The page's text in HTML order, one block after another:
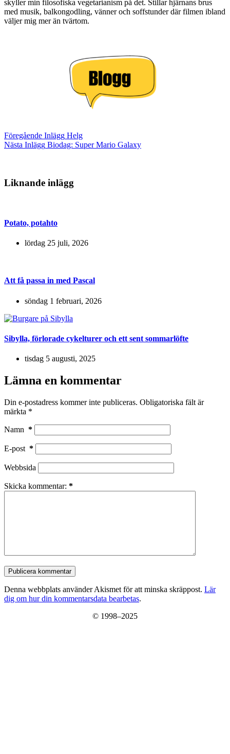
skyller min filosofiska vegetarianism på det. Stillar hjärnans brus
med musik, balkongodling, vänner och soffstunder där filmen ibland
väljer mig mer än tvärtom.
Föregående Inlägg Helg
Nästa Inlägg Biodag: Super Mario Galaxy
Liknande inlägg
Potato, potahto
lördag 25 juli, 2026
Att få passa in med Pascal
söndag 1 februari, 2026
Sibylla, förlorade cykelturer och ett sent sommarlöfte
tisdag 5 augusti, 2025
Lämna en kommentar
Din e-postadress kommer inte publiceras. Obligatoriska fält är
märkta *
Namn *
E-post *
Webbsida
Skicka kommentar: *
Publicera kommentar
Denna webbplats använder Akismet för att minska skräppost. Lär
dig om hur din kommentarsdata bearbetas.
© 1998–2025